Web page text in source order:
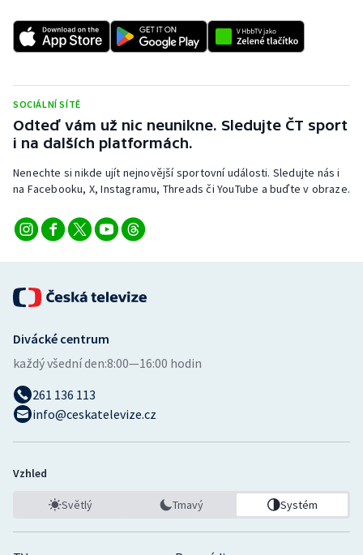
Rychlobruslení
Rychlostní kanoistika
Short track
Sportovní střelba
Triatlon
Volejbal
Ostatní
SOCIÁLNÍ SÍTĚ
Odteď vám už nic neunikne. Sledujte ČT sport
i na dalších platformách.
Nenechte si nikde ujít nejnovější sportovní události. Sledujte nás i
na Facebooku, X, Instagramu, Threads či YouTube a buďte v obraze.
Divácké centrum
každý všední den:8:00—16:00 hodin
261 136 113
info@ceskatelevize.cz
Vzhled
Světlý Tmavý Systém